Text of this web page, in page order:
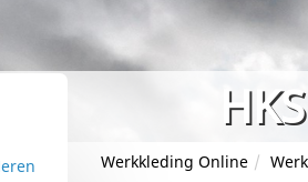
Werkkleding Online